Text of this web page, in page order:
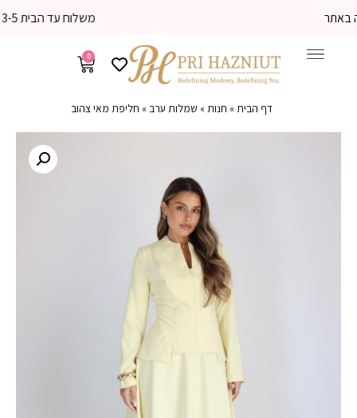
0
דף הבית» חנות» שמלות ערב » חליפת מאי צהוב